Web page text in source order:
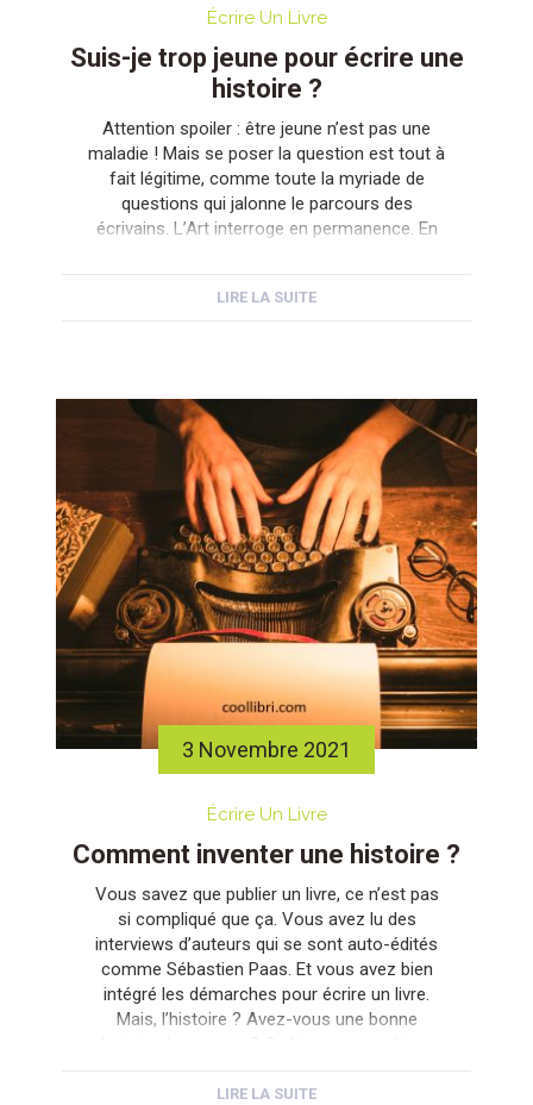
Écrire Un Livre
Suis-je trop jeune pour écrire une
histoire ?
Attention spoiler : être jeune n’est pas une
maladie ! Mais se poser la question est tout à
fait légitime, comme toute la myriade de
questions qui jalonne le parcours des
écrivains. L’Art interroge en permanence. En
[…]
LIRE LA SUITE
3 Novembre 2021
Écrire Un Livre
Comment inventer une histoire ?
Vous savez que publier un livre, ce n’est pas
si compliqué que ça. Vous avez lu des
interviews d’auteurs qui se sont auto-édités
comme Sébastien Paas. Et vous avez bien
intégré les démarches pour écrire un livre.
Mais, l’histoire ? Avez-vous une bonne
LIRE LA SUITE